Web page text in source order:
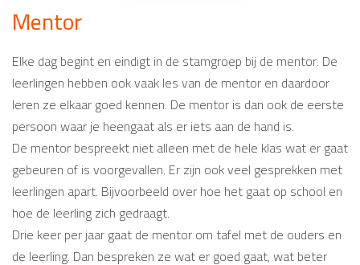
Mentor
Elke dag begint en eindigt in de stamgroep bij de mentor. De
leerlingen hebben ook vaak les van de mentor en daardoor
leren ze elkaar goed kennen. De mentor is dan ook de eerste
persoon waar je heengaat als er iets aan de hand is.
De mentor bespreekt niet alleen met de hele klas wat er gaat
gebeuren of is voorgevallen. Er zijn ook veel gesprekken met
leerlingen apart. Bijvoorbeeld over hoe het gaat op school en
hoe de leerling zich gedraagt.
Drie keer per jaar gaat de mentor om tafel met de ouders en
de leerling. Dan bespreken ze wat er goed gaat, wat beter